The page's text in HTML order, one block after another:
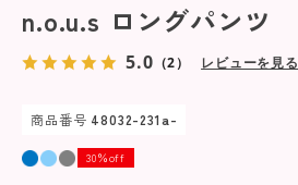
n.o.u.s ロングパンツ
5.0 （2） レビューを見る
商品番号 48032-231a-
30％off